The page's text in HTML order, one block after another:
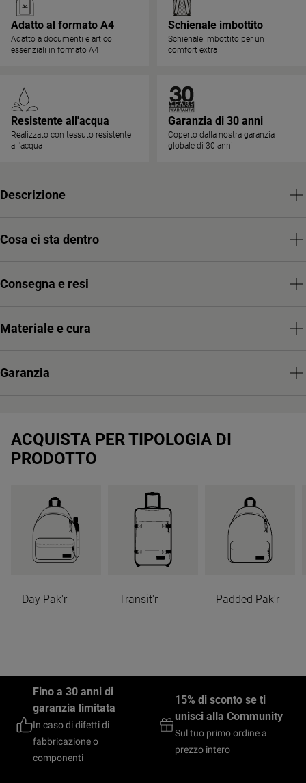
Adatto al formato A4
Adatto a documenti e articoli
essenziali in formato A4
Schienale imbottito
Schienale imbottito per un
comfort extra
Resistente all'acqua
Realizzato con tessuto resistente
all'acqua
Garanzia di 30 anni
Coperto dalla nostra garanzia
globale di 30 anni
Descrizione
Cosa ci sta dentro
Consegna e resi
Materiale e cura
Garanzia
ACQUISTA PER TIPOLOGIA DI
PRODOTTO
Day Pak'r Transit'r Padded Pak'r
Fino a 30 anni di
garanzia limitata
In caso di difetti di
fabbricazione o
componenti
15% di sconto se ti
unisci alla Community
Sul tuo primo ordine a
prezzo intero